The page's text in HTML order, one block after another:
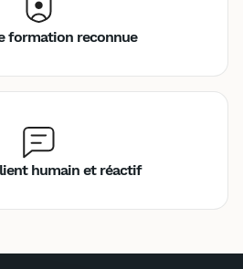
formation reconnue
humain et réactif